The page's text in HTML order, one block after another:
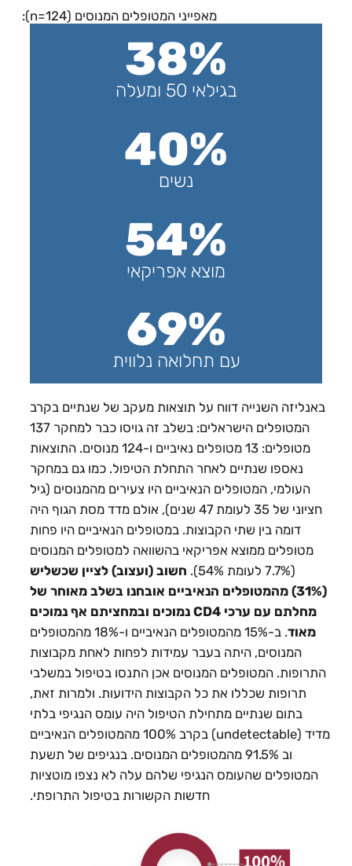
מאפייני המטופלים המנוסים (n=124):
69%
עם תחלואה נלווית
54%
מוצא אפריקאי
40%
נשים
38%
בגילאי 50 ומעלה
באנליזה השנייה דווח על תוצאות מעקב של שנתיים בקרב
המטופלים הישראלים: בשלב זה גויסו כבר למחקר 137
מטופלים: 13 מטופלים נאיביים ו-124 מנוסים. התוצאות
נאספו שנתיים לאחר התחלת הטיפול. כמו גם במחקר
העולמי, המטופלים הנאיביים היו צעירים מהמנוסים (גיל
חציוני של 35 לעומת 47 שנים), אולם מדד מסת הגוף היה
דומה בין שתי הקבוצות. במטופלים הנאיביים היו פחות
מטופלים ממוצא אפריקאי בהשוואה למטופלים המנוסים
(7.7% לעומת 54%).
חשוב (ועצוב) לציין שכשליש
(31%) מהמטופלים הנאיביים אובחנו בשלב מאוחר של
מחלתם עם ערכי CD4 נמוכים ובמחציתם אף נמוכים
מאוד
. ב-15% מהמטופלים הנאיביים ו-18% מהמטופלים
המנוסים, היתה בעבר עמידות לפחות לאחת מקבוצות
התרופות. המטופלים המנוסים אכן התנסו בטיפול במשלבי
תרופות שכללו את כל הקבוצות הידועות. ולמרות זאת,
בתום שנתיים מתחילת הטיפול היה עומס הנגיפי בלתי
מדיד (undetectable) בקרב 100% מהמטופלים הנאיביים
וב 91.5% מהמטופלים המנוסים. בנגיפים של תשעת
המטופלים שהעומס הנגיפי שלהם עלה לא נצפו מוטציות
חדשות הקשורות בטיפול התרופתי.